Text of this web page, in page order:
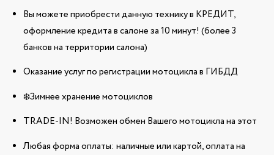
Вы можете приобрести данную технику в КРЕДИТ,
оформление кредита в салоне за 10 минут! (более 3
банков на территории салона)
Оказание услуг по регистрации мотоцикла в ГИБДД
❄️Зимнее хранение мотоциклов
TRADE-IN! Возможен обмен Вашего мотоцикла на этот
Любая форма оплаты: наличные или картой, оплата на